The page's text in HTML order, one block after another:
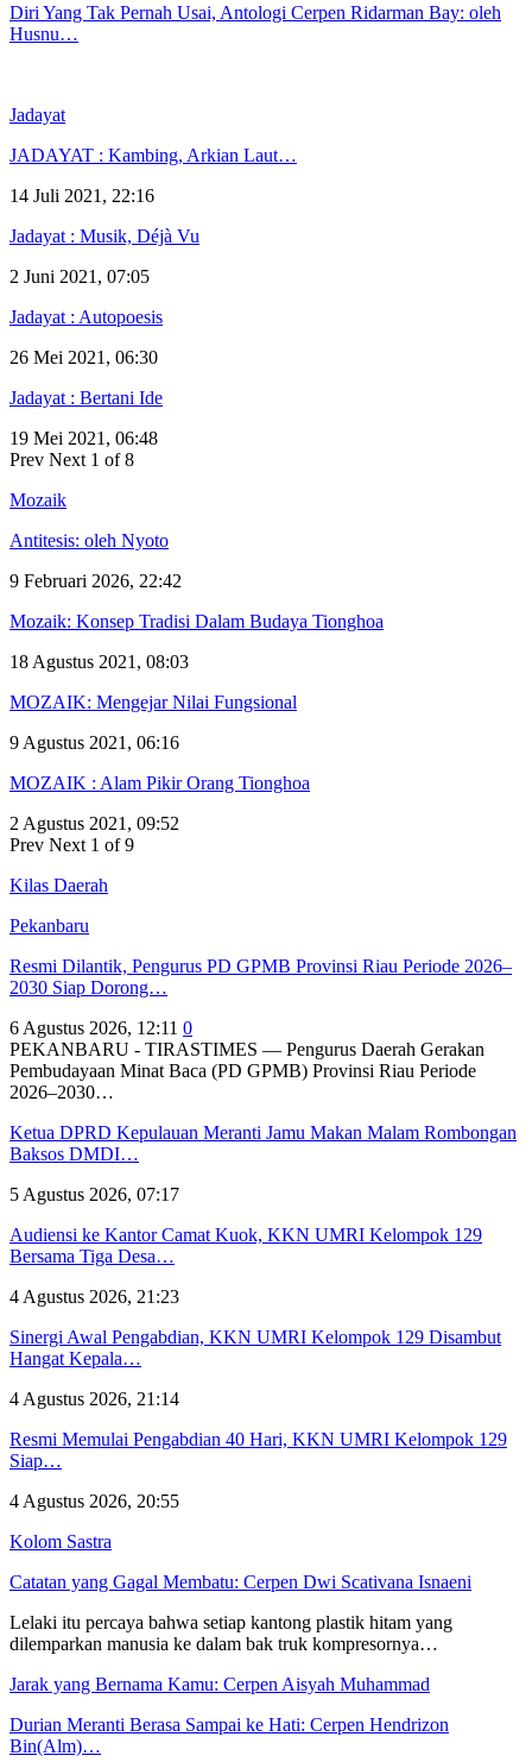
Diri Yang Tak Pernah Usai, Antologi Cerpen Ridarman Bay: oleh
Husnu…
Jadayat
JADAYAT : Kambing, Arkian Laut…
14 Juli 2021, 22:16
Jadayat : Musik, Déjà Vu
2 Juni 2021, 07:05
Jadayat : Autopoesis
26 Mei 2021, 06:30
Jadayat : Bertani Ide
19 Mei 2021, 06:48
Prev Next 1 of 8
Mozaik
Antitesis: oleh Nyoto
9 Februari 2026, 22:42
Mozaik: Konsep Tradisi Dalam Budaya Tionghoa
18 Agustus 2021, 08:03
MOZAIK: Mengejar Nilai Fungsional
9 Agustus 2021, 06:16
MOZAIK : Alam Pikir Orang Tionghoa
2 Agustus 2021, 09:52
Prev Next 1 of 9
Kilas Daerah
Pekanbaru
Resmi Dilantik, Pengurus PD GPMB Provinsi Riau Periode 2026–
2030 Siap Dorong…
6 Agustus 2026, 12:11 0
PEKANBARU - TIRASTIMES — Pengurus Daerah Gerakan
Pembudayaan Minat Baca (PD GPMB) Provinsi Riau Periode
2026–2030…
Ketua DPRD Kepulauan Meranti Jamu Makan Malam Rombongan
Baksos DMDI…
5 Agustus 2026, 07:17
Audiensi ke Kantor Camat Kuok, KKN UMRI Kelompok 129
Bersama Tiga Desa…
4 Agustus 2026, 21:23
Sinergi Awal Pengabdian, KKN UMRI Kelompok 129 Disambut
Hangat Kepala…
4 Agustus 2026, 21:14
Resmi Memulai Pengabdian 40 Hari, KKN UMRI Kelompok 129
Siap…
4 Agustus 2026, 20:55
Kolom Sastra
Catatan yang Gagal Membatu: Cerpen Dwi Scativana Isnaeni
Lelaki itu percaya bahwa setiap kantong plastik hitam yang
dilemparkan manusia ke dalam bak truk kompresornya…
Jarak yang Bernama Kamu: Cerpen Aisyah Muhammad
Durian Meranti Berasa Sampai ke Hati: Cerpen Hendrizon
Bin(Alm)…